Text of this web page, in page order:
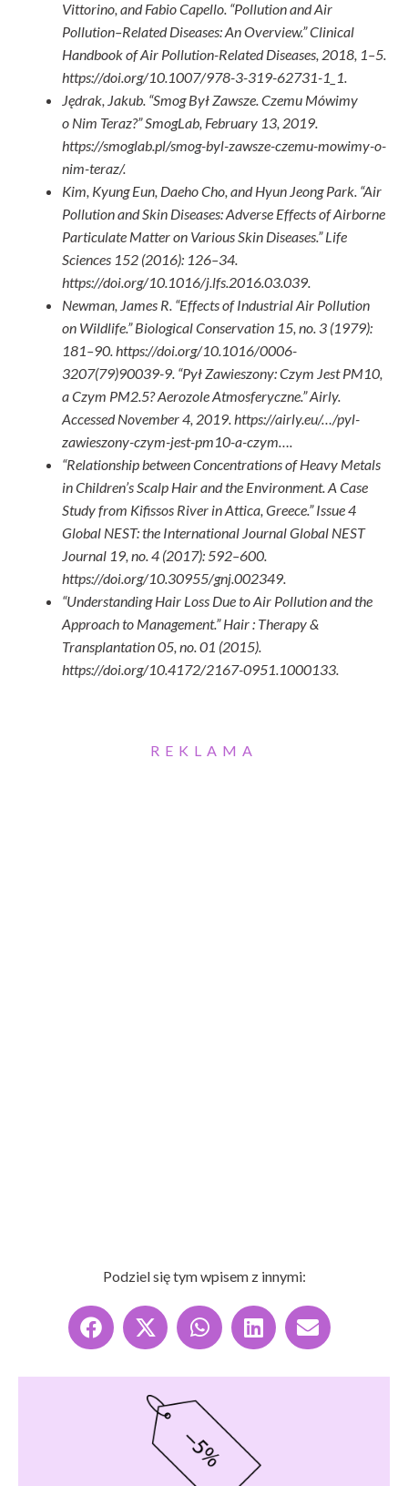
Vittorino, and Fabio Capello. “Pollution and Air
Pollution–Related Diseases: An Overview.” Clinical
Handbook of Air Pollution-Related Diseases, 2018, 1–5.
https://doi.org/10.1007/978-3-319-62731-1_1.
Jędrak, Jakub. “Smog Był Zawsze. Czemu Mówimy
o Nim Teraz?” SmogLab, February 13, 2019.
https://smoglab.pl/smog-byl-zawsze-czemu-mowimy-o-
nim-teraz/.
Kim, Kyung Eun, Daeho Cho, and Hyun Jeong Park. “Air
Pollution and Skin Diseases: Adverse Effects of Airborne
Particulate Matter on Various Skin Diseases.” Life
Sciences 152 (2016): 126–34.
https://doi.org/10.1016/j.lfs.2016.03.039.
Newman, James R. “Effects of Industrial Air Pollution
on Wildlife.” Biological Conservation 15, no. 3 (1979):
181–90. https://doi.org/10.1016/0006-
3207(79)90039-9. “Pył Zawieszony: Czym Jest PM10,
a Czym PM2.5? Aerozole Atmosferyczne.” Airly.
Accessed November 4, 2019. https://airly.eu/…/pyl-
zawieszony-czym-jest-pm10-a-czym….
“Relationship between Concentrations of Heavy Metals
in Children’s Scalp Hair and the Environment. A Case
Study from Kifissos River in Attica, Greece.” Issue 4
Global NEST: the International Journal Global NEST
Journal 19, no. 4 (2017): 592–600.
https://doi.org/10.30955/gnj.002349.
“Understanding Hair Loss Due to Air Pollution and the
Approach to Management.” Hair : Therapy &
Transplantation 05, no. 01 (2015).
https://doi.org/10.4172/2167-0951.1000133.
REKLAMA
Podziel się tym wpisem z innymi: